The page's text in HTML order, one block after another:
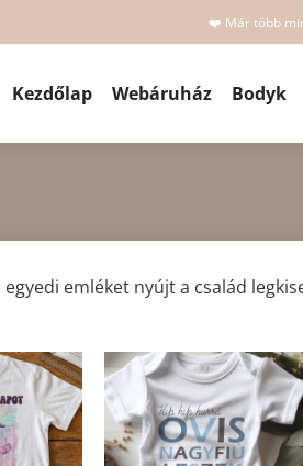
❤️ Már több
Kezdőlap Webáruház Bodyk
emléket nyújt a család